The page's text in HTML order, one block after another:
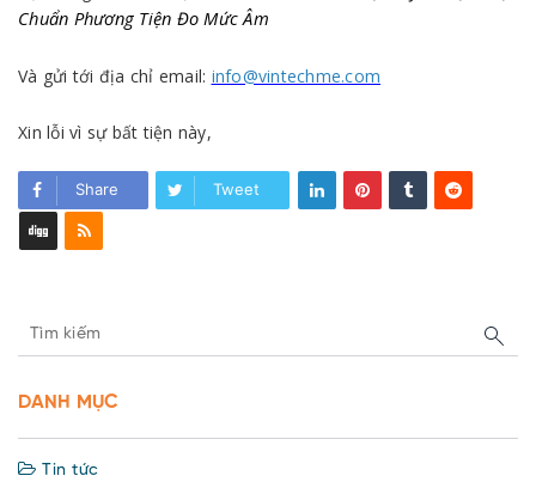
Chuẩn Phương Tiện Đo Mức Âm
Và gửi tới địa chỉ email: info@vintechme.com
Xin lỗi vì sự bất tiện này,
Share Tweet
DANH MỤC
Tin tức